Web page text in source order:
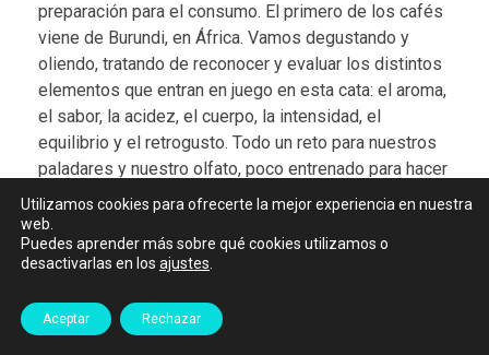
preparación para el consumo. El primero de los cafés
viene de Burundi, en África. Vamos degustando y
oliendo, tratando de reconocer y evaluar los distintos
elementos que entran en juego en esta cata: el aroma,
el sabor, la acidez, el cuerpo, la intensidad, el
equilibrio y el retrogusto. Todo un reto para nuestros
paladares y nuestro olfato, poco entrenado para hacer
estas distinciones.
Entre sorbo y sorbo, aprendemos que estamos
degustando cafés de la variedad Arábica y “de altura”:
nivel del mar. La menor temperatura a esta altitud
Utilizamos cookies para ofrecerte la mejor experiencia en nuestra
web.
Puedes aprender más sobre qué cookies utilizamos o
desactivarlas en los ajustes
Aceptar Rechazar